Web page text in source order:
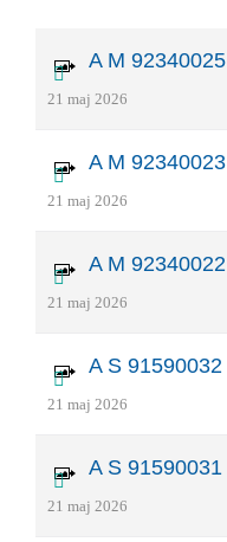
A M 92340025
21 maj 2026
A M 92340023
21 maj 2026
A M 92340022
21 maj 2026
A S 91590032
21 maj 2026
A S 91590031
21 maj 2026